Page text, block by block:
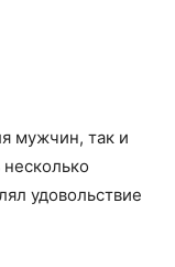
мужчин, так и
удовольствие